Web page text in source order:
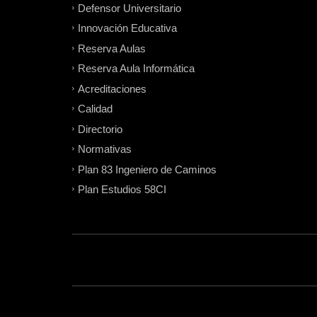
Defensor Universitario
Innovación Educativa
Reserva Aulas
Reserva Aula Informática
Acreditaciones
Calidad
Directorio
Normativas
Plan 83 Ingeniero de Caminos
Plan Estudios 58CI